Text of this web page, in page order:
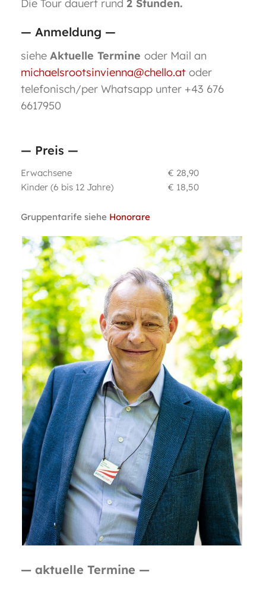
Die Tour dauert rund 2 Stunden.
— Anmeldung —
siehe Aktuelle Termine oder Mail an
michaelsrootsinvienna@chello.at oder
telefonisch/per Whatsapp unter +43 676
6617950
— Preis —
Erwachsene
€ 28,90
Kinder (6 bis 12 Jahre)
€ 18,50
Gruppentarife siehe Honorare
— aktuelle Termine —